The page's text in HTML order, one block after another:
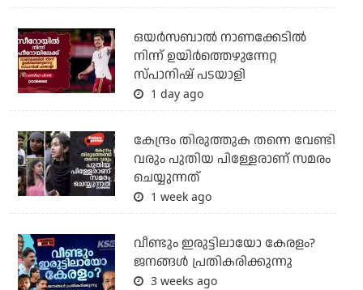
ഒയര്‍സബാൽ നാണക്കേടിൽ
നിന്ന് ഉയിർത്തെഴുന്നേറ്റ
സ്പാനിഷ് പടയാളി
1 day ago
കേന്ദ്രം തിരുത്തുക തന്നെ വേണ്ടി
വരും പുതിയ പിള്ളേരാണ് സമരം
ചെയ്യുന്നത്
1 week ago
വീണ്ടും ഇരുട്ടിലായോ കേരളം?
ജനങ്ങൾ പ്രതികരിക്കുന്നു
3 weeks ago